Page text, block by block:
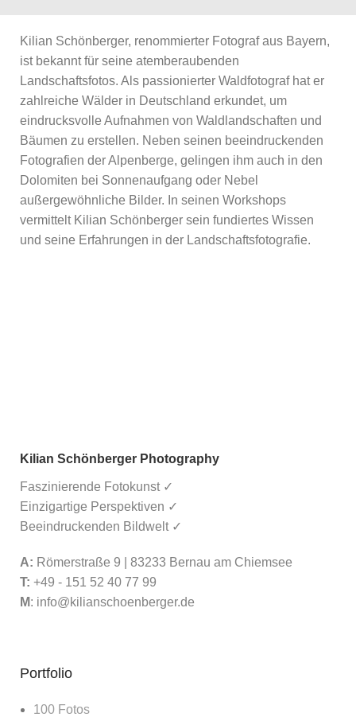
Kilian Schönberger, renommierter Fotograf aus Bayern,
ist bekannt für seine atemberaubenden
Landschaftsfotos. Als passionierter Waldfotograf hat er
zahlreiche Wälder in Deutschland erkundet, um
eindrucksvolle Aufnahmen von Waldlandschaften und
Bäumen zu erstellen. Neben seinen beeindruckenden
Fotografien der Alpenberge, gelingen ihm auch in den
Dolomiten bei Sonnenaufgang oder Nebel
außergewöhnliche Bilder. In seinen Workshops
vermittelt Kilian Schönberger sein fundiertes Wissen
und seine Erfahrungen in der Landschaftsfotografie.
Kilian Schönberger Photography
Faszinierende Fotokunst ✓
Einzigartige Perspektiven ✓
Beeindruckenden Bildwelt ✓
A: Römerstraße 9 | 83233 Bernau am Chiemsee
T: +49 - 151 52 40 77 99
M: info@kilianschoenberger.de
Portfolio
100 Fotos